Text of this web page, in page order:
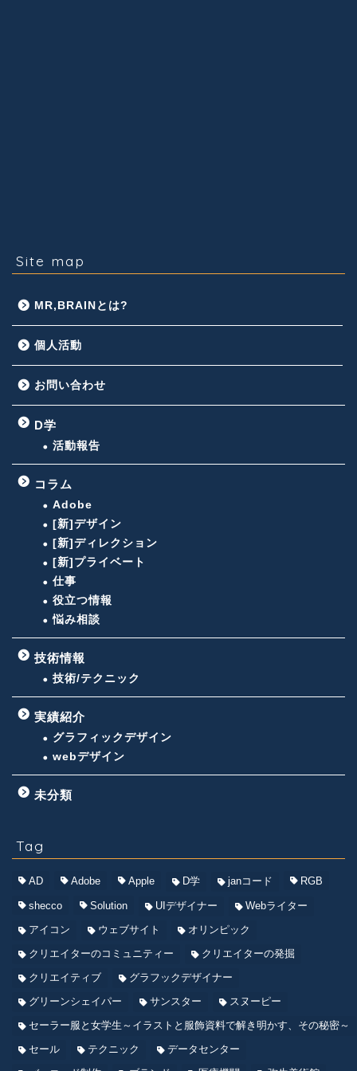
Site map
MR,BRAINとは?
個人活動
お問い合わせ
D学
活動報告
コラム
Adobe
[新]デザイン
[新]ディレクション
[新]プライベート
仕事
役立つ情報
悩み相談
技術情報
技術/テクニック
実績紹介
グラフィックデザイン
webデザイン
未分類
Tag
AD Adobe Apple D学 janコード RGB
shecco Solution UIデザイナー
Webライター
アイコン
ウェブサイト
オリンピック
クリエイターのコミュニティー
クリエイターの発掘
クリエイティブ
グラフックデザイナー
グリーンシェイパー
サンスター
スヌーピー
セーラー服と女学生～イラストと服飾資料で解き明かす、その秘密～
セール
テクニック
データセンター